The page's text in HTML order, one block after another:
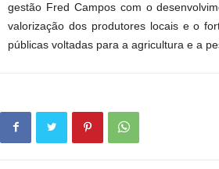
gestão Fred Campos com o
valorização dos produtores locais e o
públicas voltadas para a agricultura e a